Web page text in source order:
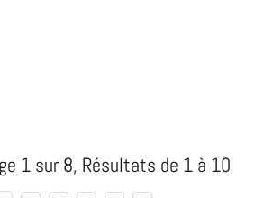
1 sur 8, Résultats de 1 à 10